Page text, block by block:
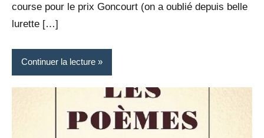
course pour le prix Goncourt (on a oublié depuis belle
lurette […]
Continuer la lecture